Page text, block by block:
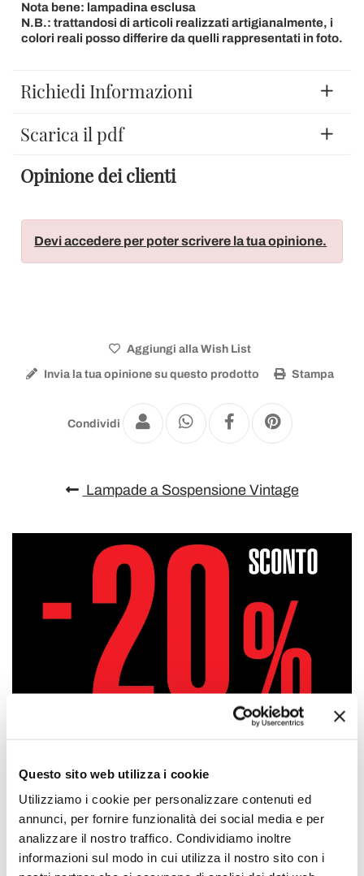
Questo sito web utilizza i cookie
Utilizziamo i cookie per personalizzare contenuti ed
annunci, per fornire funzionalità dei social media e per
analizzare il nostro traffico. Condividiamo inoltre
informazioni sul modo in cui utilizza il nostro sito con i
Nota bene: lampadina esclusa
N.B.: trattandosi di articoli realizzati artigianalmente, i
colori reali posso differire da quelli rappresentati in foto.
Richiedi Informazioni
Scarica il pdf
Opinione dei clienti
Devi accedere per poter scrivere la tua opinione.
Aggiungi alla Wish List
Invia la tua opinione su questo prodotto Stampa
Condividi
Lampade a Sospensione Vintage
Approfittane subito!